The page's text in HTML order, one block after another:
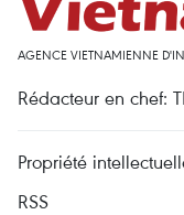
AGENCE VIETNAMIENNE
Rédacteur en chef:
Propriété
RSS